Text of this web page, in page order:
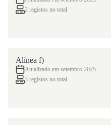
2 registos no total
Alínea f)
Atualizado em setembro 2025
3 registos no total